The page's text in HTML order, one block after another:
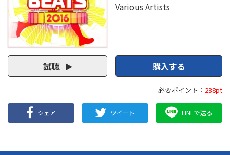
Various Artists
試聴 購入する
必要ポイント： 238pt
シェア ツイート LINEで送る